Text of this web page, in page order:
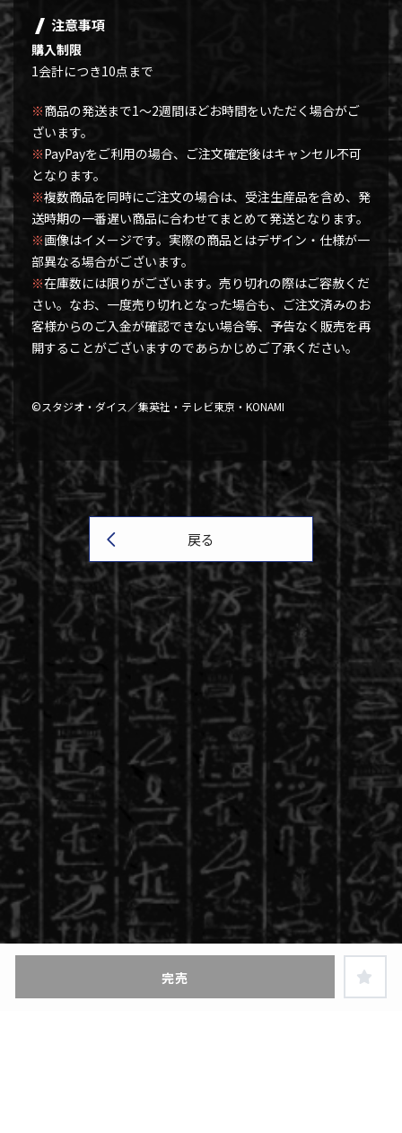
完売
注意事項
購入制限
1会計につき10点まで
※商品の発送まで1～2週間ほどお時間をいただく場合がご
ざいます。
※PayPayをご利用の場合、ご注文確定後はキャンセル不可
となります。
※複数商品を同時にご注文の場合は、受注生産品を含め、発
送時期の一番遅い商品に合わせてまとめて発送となります。
※画像はイメージです。実際の商品とはデザイン・仕様が一
部異なる場合がございます。
※在庫数には限りがございます。売り切れの際はご容赦くだ
さい。なお、一度売り切れとなった場合も、ご注文済みのお
客様からのご入金が確認できない場合等、予告なく販売を再
開することがございますのであらかじめご了承ください。
©スタジオ・ダイス／集英社・テレビ東京・KONAMI
戻る